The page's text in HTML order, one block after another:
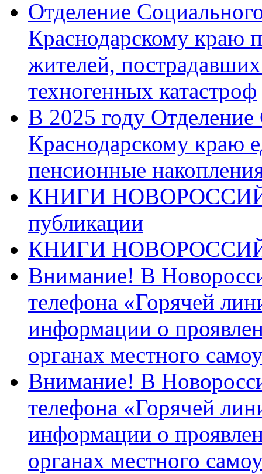
Отделение
Краснодарскому краю
жителей,
техногенных катастроф
В 2025 году
Краснодарскому краю
пенсионные
КНИГИ
публикации
КНИГИ
Внимание! В
телефона «Горячей
информации о
органах местного
Внимание! В
телефона «Горячей
информации о
органах местного